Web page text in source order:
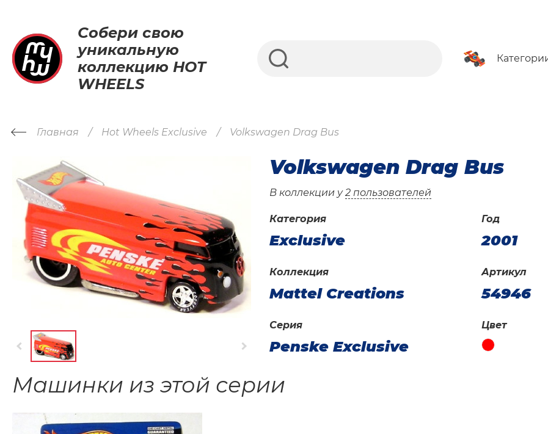
Собери свою
уникальную
коллекцию HOT
WHEELS
Главная Hot Wheels Exclusive Volkswagen Drag Bus
Volkswagen Drag Bus
В коллекции у2 пользователей
Категория
Exclusive
Год
2001
Коллекция
Mattel Creations
Артикул
54946
Серия
Penske Exclusive
Цвет
Машинки из этой серии